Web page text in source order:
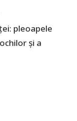
pleoapele
și a